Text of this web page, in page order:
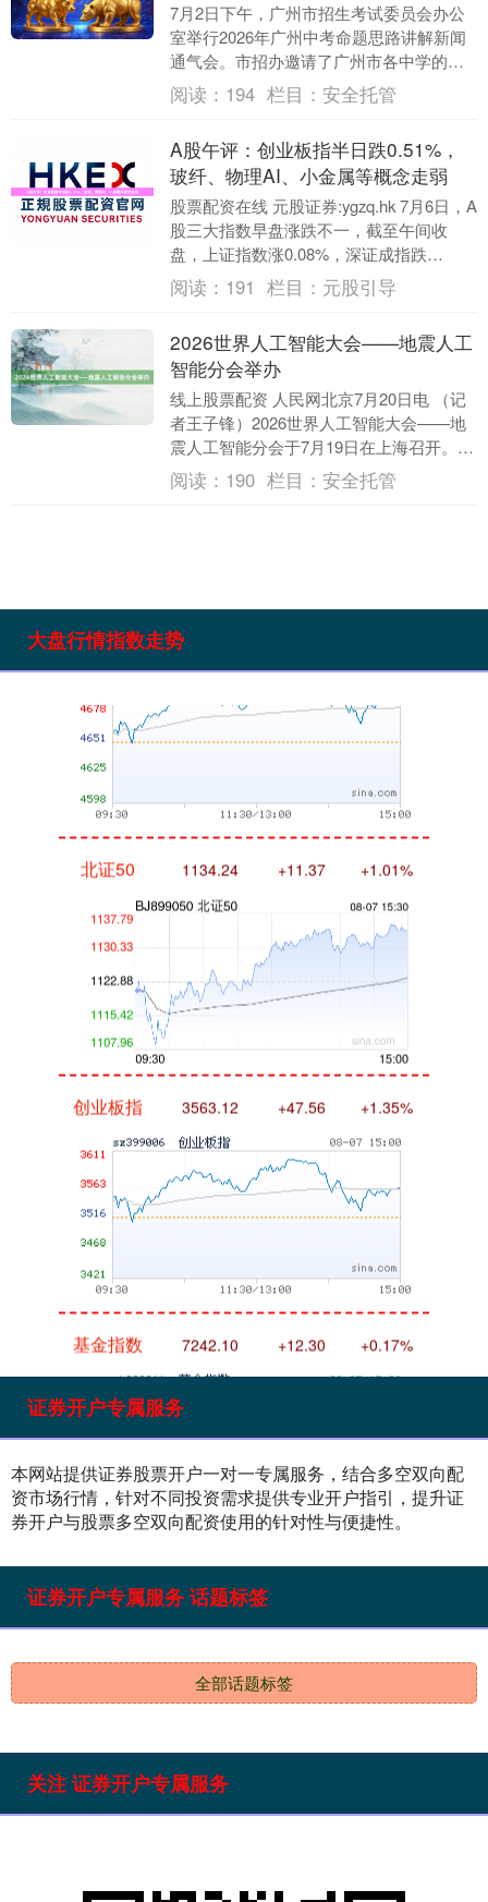
7月2日下午，广州市招生考试委员会办公
室举行2026年广州中考命题思路讲解新闻
通气会。市招办邀请了广州市各中学的专
家、老师对7科试题进行解读和点评。同
时，根据《....
阅读： 194 栏目： 安全托管
A股午评：创业板指半日跌0.51%，
玻纤、物理AI、小金属等概念走弱
股票配资在线 元股证券:ygzq.hk 7月6日，A
股三大指数早盘涨跌不一，截至午间收
盘，上证指数涨0.08%，深证成指跌
0.36%，创业板指跌0.51%；北证....
阅读： 191 栏目： 元股引导
2026世界人工智能大会——地震人工
智能分会举办
线上股票配资 人民网北京7月20日电 （记
者王子锋）2026世界人工智能大会——地
震人工智能分会于7月19日在上海召开。据
悉，本次会议聚焦人工智能与防震减灾深
度....
阅读： 190 栏目： 安全托管
大盘行情指数走势
上证综指 3940.04 +39.68 +1.02%
14311.01 +200.89 +1.42%
北证50 1134.24 +11.37 +1.01%
创业板指 3563.12 +1.35%
基金指数 7242.10 +12.30 +0.17%
7877.80 +164.40
证券开户专属服务
本网站提供证券股票开户一对一专属服务，结合多空双向配
资市场行情，针对不同投资需求提供专业开户指引，提升证
券开户与股票多空双向配资使用的针对性与便捷性。
证券开户专属服务 话题标签
全部话题标签
关注 证券开户专属服务